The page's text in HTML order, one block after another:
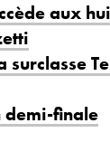
aux
surclasse
demi-finale